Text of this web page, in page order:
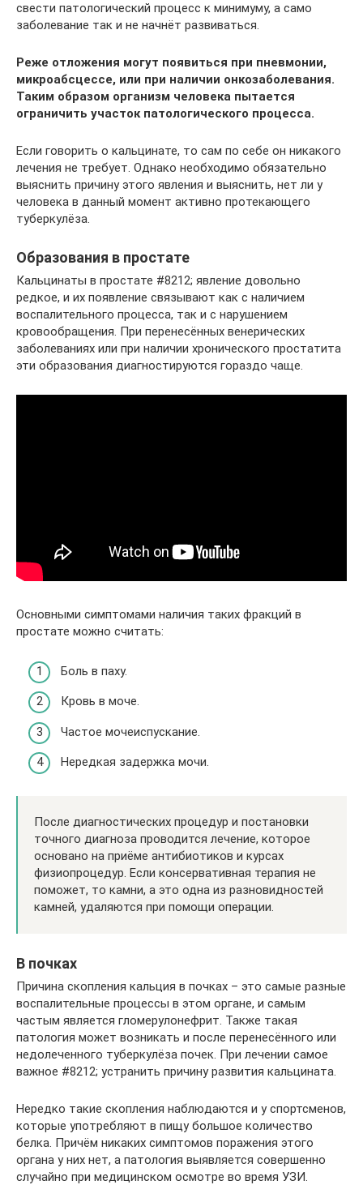
свести патологический процесс к минимуму, а само
заболевание так и не начнёт развиваться.
Реже отложения могут появиться при пневмонии,
микроабсцессе, или при наличии онкозаболевания.
Таким образом организм человека пытается
ограничить участок патологического процесса.
Если говорить о кальцинате, то сам по себе он никакого
лечения не требует. Однако необходимо обязательно
выяснить причину этого явления и выяснить, нет ли у
человека в данный момент активно протекающего
туберкулёза.
Образования в простате
Кальцинаты в простате #8212; явление довольно
редкое, и их появление связывают как с наличием
воспалительного процесса, так и с нарушением
кровообращения. При перенесённых венерических
заболеваниях или при наличии хронического простатита
эти образования диагностируются гораздо чаще.
Основными симптомами наличия таких фракций в
простате можно считать:
Боль в паху.
Кровь в моче.
Частое мочеиспускание.
Нередкая задержка мочи.
После диагностических процедур и постановки
точного диагноза проводится лечение, которое
основано на приёме антибиотиков и курсах
физиопроцедур. Если консервативная терапия не
поможет, то камни, а это одна из разновидностей
камней, удаляются при помощи операции.
В почках
Причина скопления кальция в почках – это самые разные
воспалительные процессы в этом органе, и самым
частым является гломерулонефрит. Также такая
патология может возникать и после перенесённого или
недолеченного туберкулёза почек. При лечении самое
важное #8212; устранить причину развития кальцината.
Нередко такие скопления наблюдаются и у спортсменов,
которые употребляют в пищу большое количество
белка. Причём никаких симптомов поражения этого
органа у них нет, а патология выявляется совершенно
случайно при медицинском осмотре во время УЗИ.